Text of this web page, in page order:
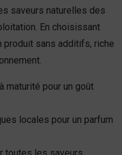
saveurs naturelles des
En choisissant
produit sans additifs, riche
maturité pour un goût
locales pour un parfum